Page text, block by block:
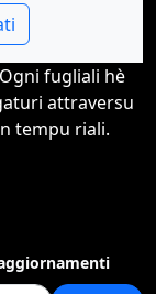
fugliali hè
attraversu
tempu riali.